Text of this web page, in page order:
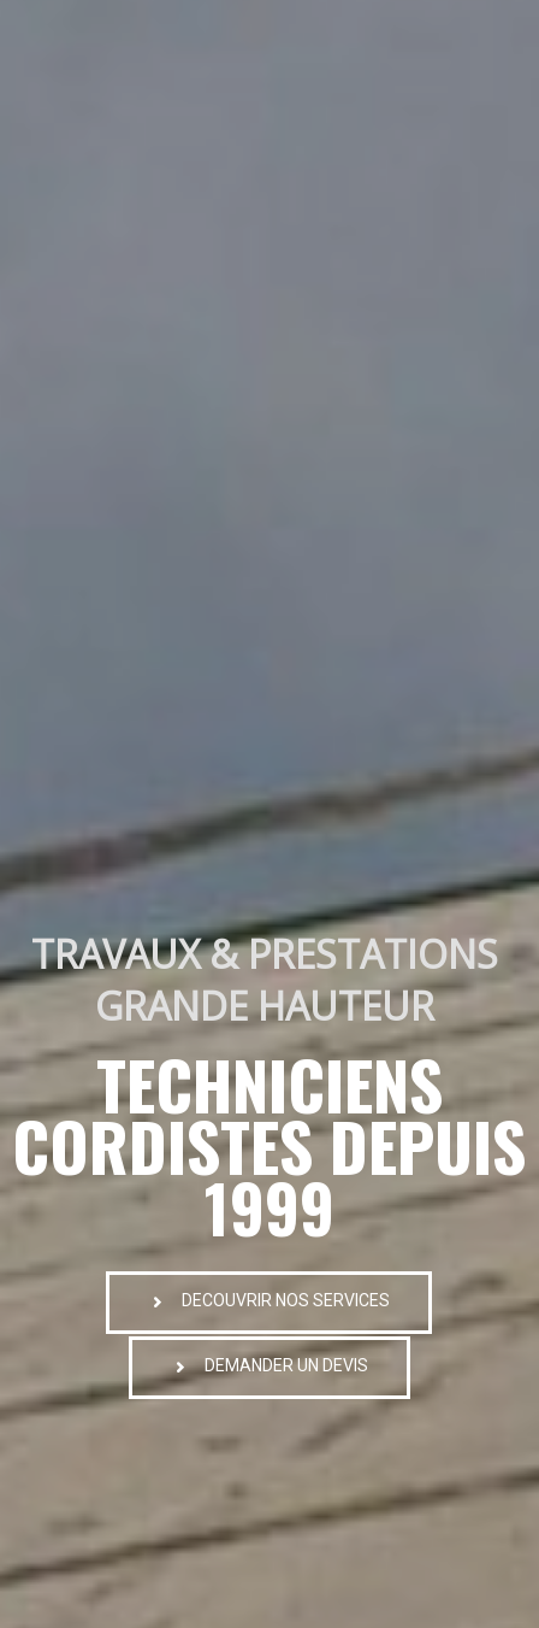
TRAVAUX & PRESTATIONS
GRANDE HAUTEUR
TECHNICIENS
CORDISTES DEPUIS
1999
DECOUVRIR NOS SERVICES
DEMANDER UN DEVIS